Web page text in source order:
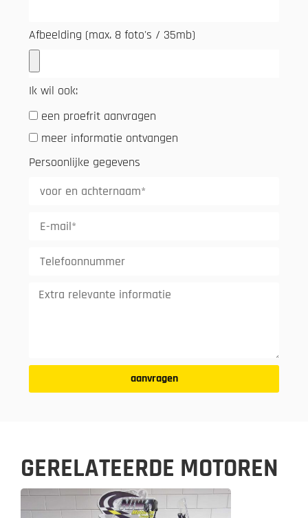
Afbeelding (max. 8 foto's / 35mb)
Ik wil ook:
een proefrit aanvragen
meer informatie ontvangen
Persoonlijke gegevens
aanvragen
GERELATEERDE MOTOREN